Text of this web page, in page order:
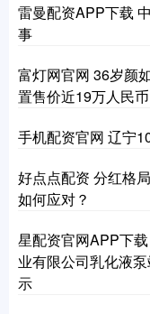
雷曼配资APP下载
事
富灯网官网 36岁颜
置售价近19万人民币
手机配资官网 辽宁
好点点配资 分红格
如何应对？
星配资官网APP下
业有限公司乳化液
示